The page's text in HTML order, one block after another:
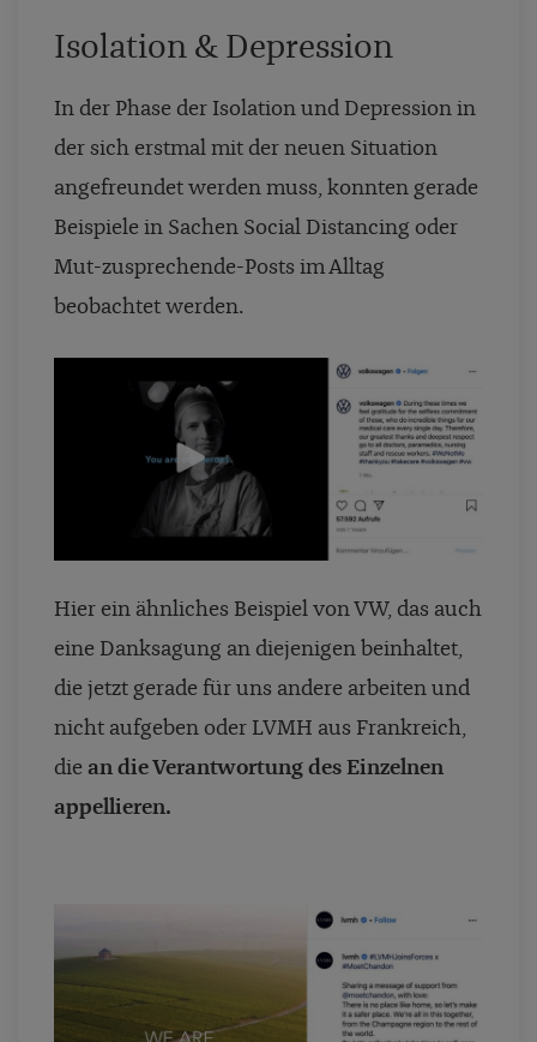
Isolation & Depression
In der Phase der Isolation und Depression in
der sich erstmal mit der neuen Situation
angefreundet werden muss, konnten gerade
Beispiele in Sachen Social Distancing oder
Mut-zusprechende-Posts im Alltag
beobachtet werden.
Hier ein ähnliches Beispiel von VW, das auch
eine Danksagung an diejenigen beinhaltet,
die jetzt gerade für uns andere arbeiten und
nicht aufgeben oder LVMH aus Frankreich,
die an die Verantwortung des Einzelnen
appellieren.